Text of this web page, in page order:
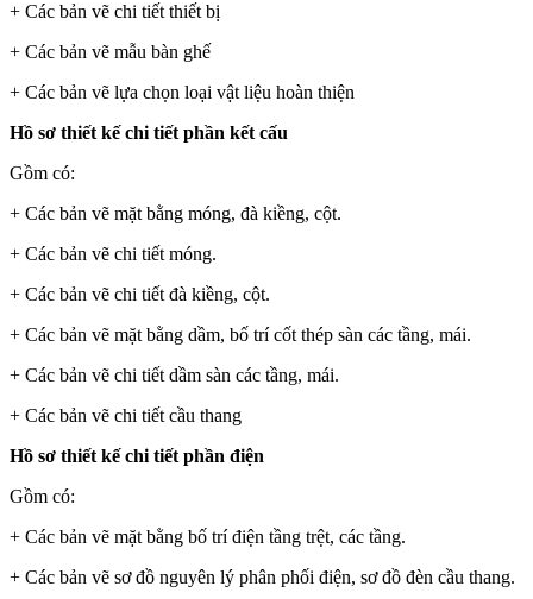
+ Các bản vẽ chi tiết thiết bị
+ Các bản vẽ mẫu bàn ghế
+ Các bản vẽ lựa chọn loại vật liệu hoàn thiện
Hồ sơ thiết kế chi tiết phần kết cấu
Gồm có:
+ Các bản vẽ mặt bằng móng, đà kiềng, cột.
+ Các bản vẽ chi tiết móng.
+ Các bản vẽ chi tiết đà kiềng, cột.
+ Các bản vẽ mặt bằng dầm, bố trí cốt thép sàn các tầng, mái.
+ Các bản vẽ chi tiết dầm sàn các tầng, mái.
+ Các bản vẽ chi tiết cầu thang
Hồ sơ thiết kế chi tiết phần điện
Gồm có:
+ Các bản vẽ mặt bằng bố trí điện tầng trệt, các tầng.
+ Các bản vẽ sơ đồ nguyên lý phân phối điện, sơ đồ đèn cầu thang.